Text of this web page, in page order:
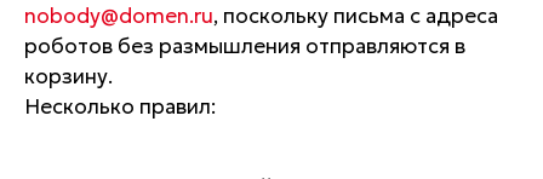
nobody@domen.ru, поскольку письма с адреса
роботов без размышления отправляются в
корзину.
Несколько правил: